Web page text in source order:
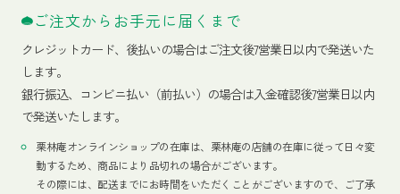
ご注文からお手元に届くまで
クレジットカード、 後払いの場合はご注文後7営業日以内で発送いた
します。
銀行振込、コンビニ払い（前払い）の場合は入金確認後7営業日以内
で発送いたします。
栗林庵オンラインショップの在庫は、栗林庵の店舗の在庫に従って日々変
動するため、商品により品切れの場合がございます。
その際には、配送までにお時間をいただくことがございますので、ご了承